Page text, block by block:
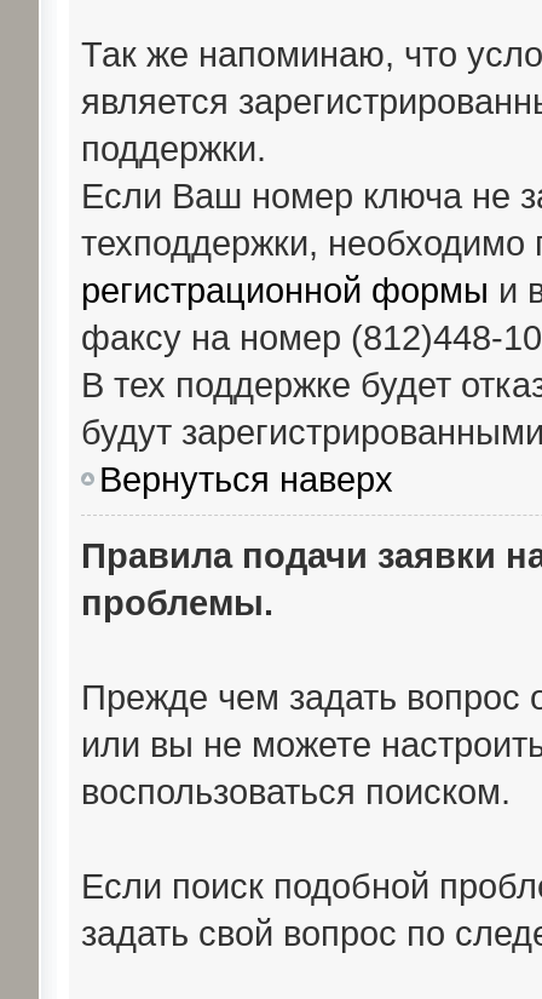
Так же напоминаю, что
является
поддержки.
Если Ваш номер ключа не
техподдержки,
регистрационной формы и
факсу на номер (812)448-
В тех поддержке будет
будут
Вернуться наверх
Правила подачи заявки
проблемы.
Прежде чем задать вопрос
или вы не можете
воспользоваться поиском.
Если поиск подобной
задать свой вопрос по